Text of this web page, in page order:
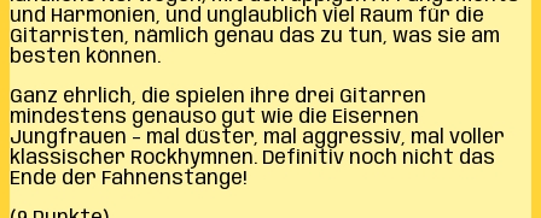
und Harmonien, und unglaublich viel Raum für die
Gitarristen, nämlich genau das zu tun, was sie am
besten können.
Ganz ehrlich, die spielen ihre drei Gitarren
mindestens genauso gut wie die Eisernen
Jungfrauen – mal düster, mal aggressiv, mal voller
klassischer Rockhymnen. Definitiv noch nicht das
Ende der Fahnenstange!